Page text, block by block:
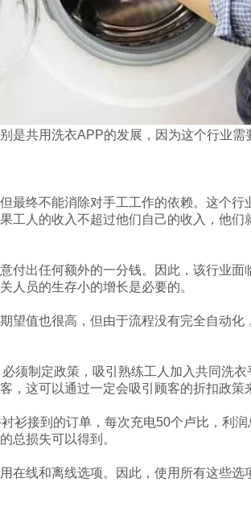
共用洗衣APP的发展，因为这个行业需
终不能消除对手工工作的依赖。这个行
工人的收入不超过他们自己的收入，他
出任何额外的一分钱。因此，该行业面
人员的生存小的增长是必要的。
值也很高，但由于流程没有完全自动化
须制定政策，吸引熟练工人加入共同洗
，这可以通过一定会吸引顾客的折扣政策
衫接到的订单，每次充电50个卢比，利
总损失可以得到。
线和离线选项。因此，使用所有这些